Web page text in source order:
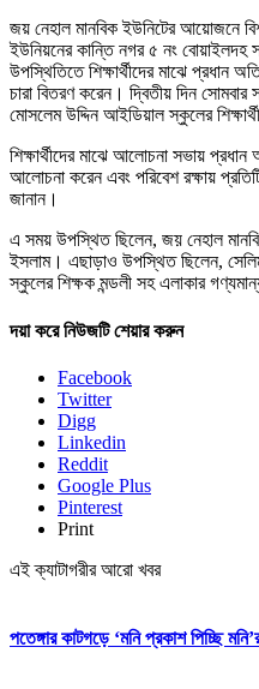
জয় নেহাল মানবিক ইউনিটের আয়োজনে
ইউনিয়নের কান্তি নগর ৫ নং বোয়াইলদহ
উপস্থিতিতে শিক্ষার্থীদের মাঝে প্রধান
চারা বিতরণ করেন। দ্বিতীয় দিন
মোসলেম উদ্দিন আইডিয়াল স্কুলের
শিক্ষার্থীদের মাঝে আলোচনা সভায় প্রধান
আলোচনা করেন এবং পরিবেশ রক্ষায়
জানান।
এ সময় উপস্থিত ছিলেন, জয় নেহাল
ইসলাম। এছাড়াও উপস্থিত ছিলেন,
স্কুলের শিক্ষক মন্ডলী সহ এলাকার
দয়া করে নিউজটি শেয়ার করুন
Facebook
Twitter
Digg
Linkedin
Reddit
Google Plus
Pinterest
Print
এই ক্যাটাগরীর আরো খবর
পতেঙ্গার কাটগড়ে ‘মনি প্রকাশ পিচ্ছি